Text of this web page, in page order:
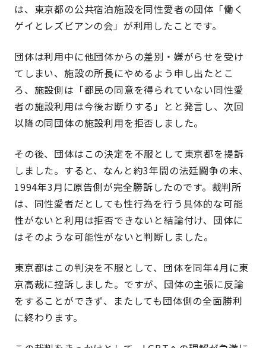
は、東京都の公共宿泊施設を同性愛者の団体「働く
ゲイとレズビアンの会」が利用したことです。
団体は利用中に他団体からの差別・嫌がらせを受け
てしまい、施設の所長にやめるよう申し出たとこ
ろ、施設側は「都民の同意を得られていない同性愛
者の施設利用は今後お断りする」とと発言し、次回
以降の同団体の施設利用を拒否しました。
その後、団体はこの決定を不服として東京都を提訴
しました。すると、なんと約3年間の法廷闘争の末、
1994年3月に原告側が完全勝訴したのです。裁判所
は、同性愛者だとしても性行為を行う具体的な可能
性がないと利用は拒否できないと結論付け、団体に
はそのような可能性がないと判断しました。
東京都はこの判決を不服として、団体を同年4月に東
京高裁に控訴しました。ですが、団体の主張に反論
をすることができず、またしても団体側の全面勝利
に終わります。